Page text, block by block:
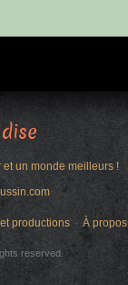
un monde meilleurs !
productions À propos
reserved.